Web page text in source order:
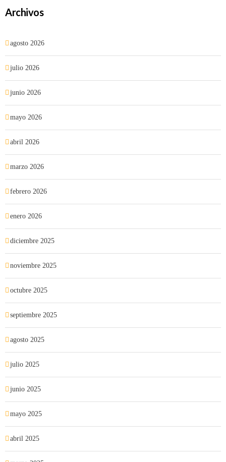
Archivos
agosto 2026
julio 2026
junio 2026
mayo 2026
abril 2026
marzo 2026
febrero 2026
enero 2026
diciembre 2025
noviembre 2025
octubre 2025
septiembre 2025
agosto 2025
julio 2025
junio 2025
mayo 2025
abril 2025